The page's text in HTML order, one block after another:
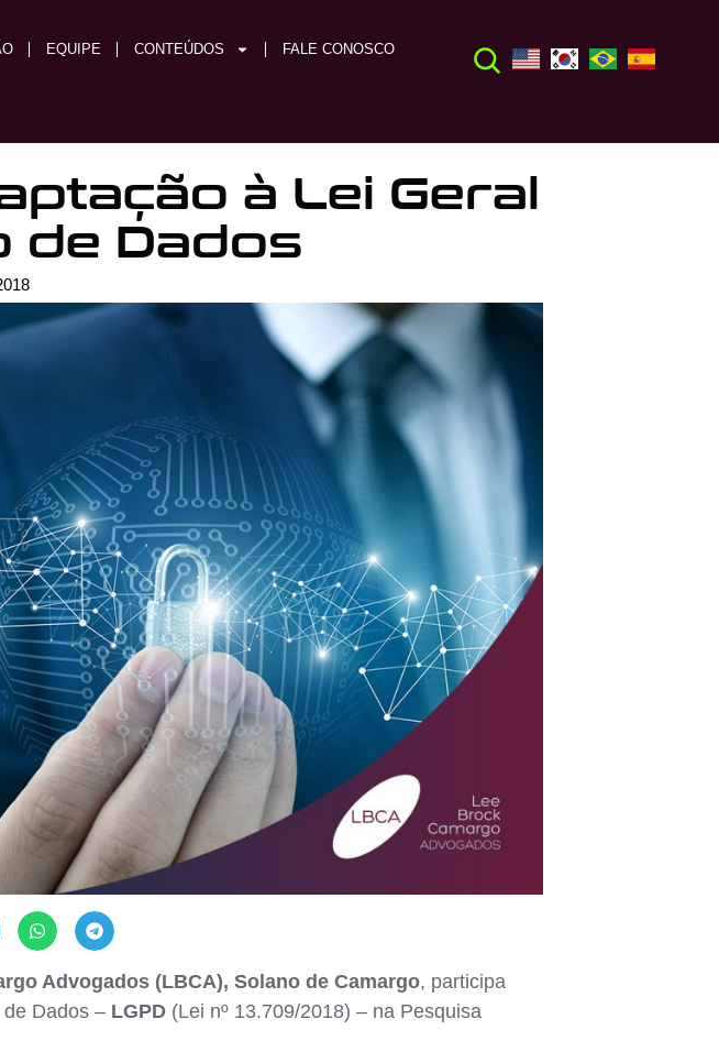
EQUIPE CONTEÚDOS FALE CONOSCO
à Lei Geral
de Dados
Advogados (LBCA), Solano de Camargo, participa
Dados – LGPD (Lei nº 13.709/2018) – na Pesquisa